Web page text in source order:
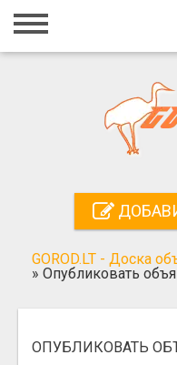
Главная
Регистрация
Поиск
GOROD.LT - Доска
» Опубликовать
ОПУБЛИКОВАТЬ